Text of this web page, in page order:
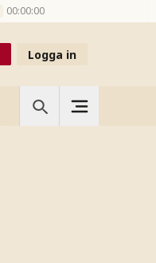
00:00:00
Logga in